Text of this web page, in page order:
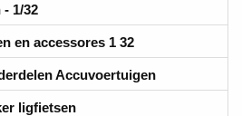
1/32
en accessores 1 32
Accuvoertuigen
ligfietsen